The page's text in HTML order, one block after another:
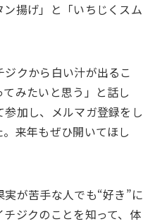
揚げ」と「いちじくスム
クから白い汁が出るこ
みたいと思う」と話し
加し、メルマガ登録をし
来年もぜひ開いてほし
が苦手な人でも“好き”に
ジクのことを知って、体